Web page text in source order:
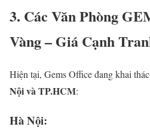
3. Các Văn Phòng
Vàng – Giá Cạnh
Hiện tại, Gems Office đang khai
Nội và TP.HCM:
Hà Nội: